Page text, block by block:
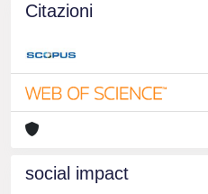
Citazioni
social impact